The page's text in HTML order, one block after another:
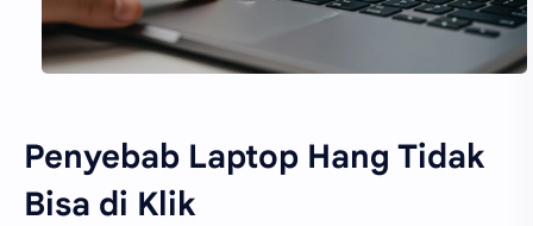
Penyebab Laptop Hang Tidak
Bisa di Klik